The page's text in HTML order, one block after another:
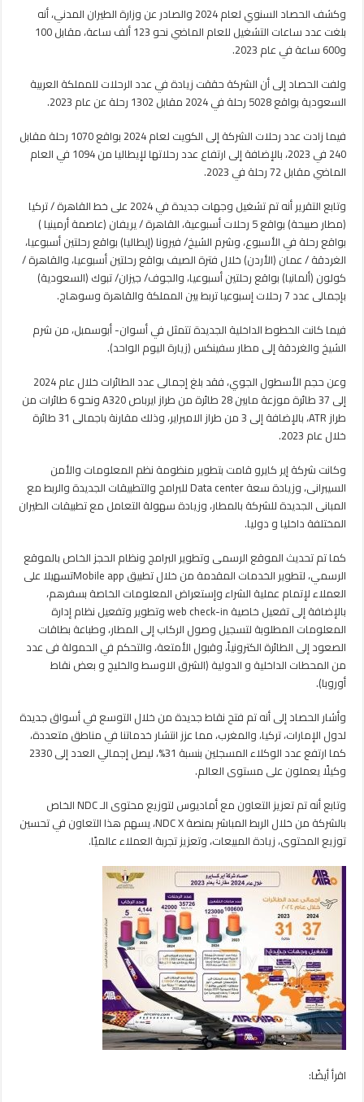
متن
42
2024
مغلقة
وكشف الحصاد السنوي لعام 2024 والصادر عن وزارة الطيران المدني، أنه
بلغت عدد ساعات التشغيل للعام الماضي نحو 123 ألف ساعة، مقابل 100
و600 ساعة في عام 2023.
ولفت الحصاد إلى أن الشركة حققت زيادة في عدد الرحلات للمملكة العربية
السعودية بواقع 5028 رحلة في 2024 مقابل 1302 رحلة عن عام 2023.
فيما زادت عدد رحلات الشركة إلى الكويت لعام 2024 بواقع 1070 رحلة مقابل
240 في 2023، بالإضافة إلى ارتفاع عدد رحلاتها لإيطاليا من 1094 في العام
الماضي مقابل 72 رحلة في 2023.
وتابع التقرير أنه تم تشغيل وجهات جديدة في 2024 على خط القاهرة / تركيا
(مطار صبيحة) بواقع 5 رحلات أسبوعية، القاهرة / يريفان (عاصمة أرمينيا )
بواقع رحلة في الأسبوع، وشرم الشيخ/ فيرونا (إيطاليا) بواقع رحلتين أسبوعيا،
الغردقة / عمان (الأردن) خلال فترة الصيف بواقع رحلتين أسبوعيا، والقاهرة /
كولون (ألمانيا) بواقع رحلتين أسبوعيا، والجوف/ جيزان/ تبوك (السعودية)
بإجمالى عدد 7 رحلات إسبوعيا تربط بين المملكة والقاهرة وسوهاج.
فيما كانت الخطوط الداخلية الجديدة تتمثل في أسوان- أبوسمبل، من شرم
الشيخ والغردقة إلى مطار سفينكس (زيارة اليوم الواحد).
وعن حجم الأسطول الجوي، فقد بلغ إجمالى عدد الطائرات خلال عام 2024
إلى 37 طائرة موزعة مابين 28 طائرة من طراز ايرباص A320 ونحو 6 طائرات من
طراز ATR، بالإضافة إلى 3 من طراز الامبراير، وذلك مقارنة باجمالى 31 طائرة
خلال عام 2023.
وكانت شركة إير كايرو قامت بتطوير منظومة نظم المعلومات والأمن
السيبرانى، وزيادة سعة Data center للبرامج والتطبيقات الجديدة والربط مع
المبانى الجديدة للشركة بالمطار، وزيادة سهولة التعامل مع تطبيقات الطيران
المختلفة داخليا و دوليا.
كما تم تحديث الموقع الرسمى وتطوير البرامج ونظام الحجز الخاص بالموقع
الرسمي، لتطوير الخدمات المقدمة من خلال تطبيق Mobile appتسهيلا على
العملاء لإتمام عملية الشراء وإستعراض المعلومات الخاصة بسفرهم،
بالإضافة إلى تفعيل خاصية web check-in وتطوير وتفعيل نظام إدارة
المعلومات المطلوبة لتسجيل وصول الركاب إلى المطار، وطباعة بطاقات
الصعود إلى الطائرة الكترونياً، وقبول الأمتعة، والتحكم في الحمولة فى عدد
من المحطات الداخلية و الدولية (الشرق الاوسط والخليج و بعض نقاط
أوروبا).
وأشار الحصاد إلى أنه تم فتح نقاط جديدة من خلال التوسع في أسواق جديدة
لدول الإمارات، تركيا، والمغرب، مما عزز انتشار خدماتنا في مناطق متعددة،
كما ارتفع عدد الوكلاء المسجلين بنسبة 31%، ليصل إجمالي العدد إلى 2330
وكيلًا يعملون على مستوى العالم.
وتابع أنه تم تعزيز التعاون مع أماديوس لتوزيع محتوى الـ NDC الخاص
بالشركة من خلال الربط المباشر بمنصة NDC X، يسهم هذا التعاون في تحسين
توزيع المحتوى، زيادة المبيعات، وتعزيز تجربة العملاء عالميًا.
اقرأ أيضًا: